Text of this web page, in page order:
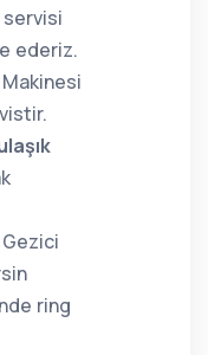
servisi
ederiz.
ring